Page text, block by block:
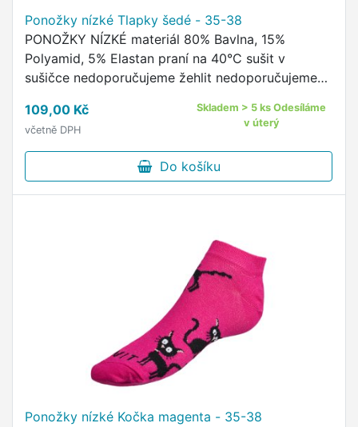
Ponožky nízké Tlapky šedé - 35-38
PONOŽKY NÍZKÉ materiál 80% Bavlna, 15%
Polyamid, 5% Elastan praní na 40°C sušit v
sušičce nedoporučujeme žehlit nedoporučujeme
originálním vzorem od českého …
109,00 Kč
včetně DPH
Skladem > 5 ks Odesíláme
v úterý
Do košíku
Ponožky nízké Kočka magenta - 35-38